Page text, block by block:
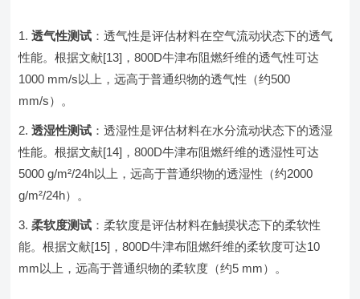
透气性测试 ：透气性是评估材料在空气流动状态下的透气
性能。根据文献[13]，800D牛津布阻燃纤维的透气性可达
1000 mm/s以上，远高于普通织物的透气性（约500
mm/s）。
透湿性测试 ：透湿性是评估材料在水分流动状态下的透湿
性能。根据文献[14]，800D牛津布阻燃纤维的透湿性可达
5000 g/m²/24h以上，远高于普通织物的透湿性（约2000
g/m²/24h）。
柔软度测试 ：柔软度是评估材料在触摸状态下的柔软性
能。根据文献[15]，800D牛津布阻燃纤维的柔软度可达10
mm以上，远高于普通织物的柔软度（约5 mm）。